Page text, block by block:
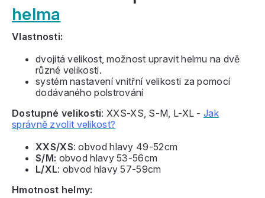
helma
Vlastnosti:
dvojitá velikost, možnost upravit helmu na dvě
různé velikosti.
systém nastavení vnitřní velikosti za pomocí
dodávaného polstrování
Dostupné velikosti: XXS-XS, S-M, L-XL -Jak
správně zvolit velikost?
XXS/XS: obvod hlavy 49-52cm
S/M: obvod hlavy 53-56cm
L/XL: obvod hlavy 57-59cm
Hmotnost helmy: